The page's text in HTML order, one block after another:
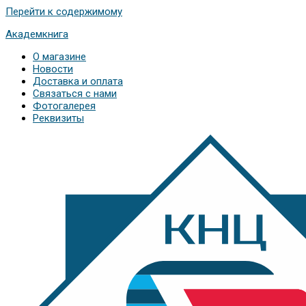
Перейти к содержимому
Академкнига
О магазине
Новости
Доставка и оплата
Связаться с нами
Фотогалерея
Реквизиты